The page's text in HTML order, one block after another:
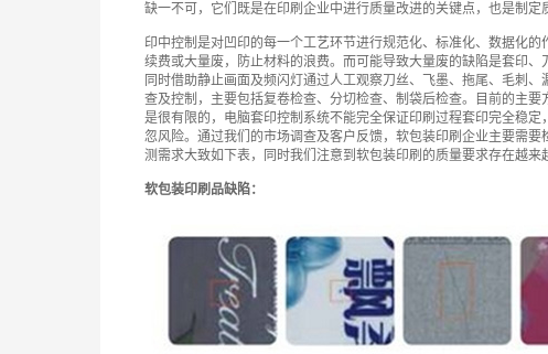
缺一不可，它们既是在印刷企业中进行质量改进的关键点，也是制定
印中控制是对凹印的每一个工艺环节进行规范化、标准化、数据化
续费或大量废，防止材料的浪费。而可能导致大量废的缺陷是套印
同时借助静止画面及频闪灯通过人工观察刀丝、飞墨、拖尾、毛刺
查及控制，主要包括复卷检查、分切检查、制袋后检查。目前的主
是很有限的，电脑套印控制系统不能完全保证印刷过程套印完全稳
忽风险。通过我们的市场调查及客户反馈，软包装印刷企业主要需
测需求大致如下表，同时我们注意到软包装印刷的质量要求存在越来
软包装印刷品缺陷：